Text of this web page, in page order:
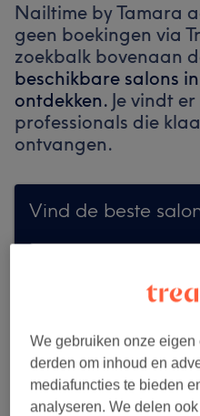
Nailtime by Tamara
geen boekingen via
zoekbalk bovenaan
beschikbare salons
ontdekken. Je vindt
professionals die
ontvangen.
Vind de beste
Zoek meer salons
We gebruiken onze
derden om inhoud en
mediafuncties te bieden
analyseren. We delen